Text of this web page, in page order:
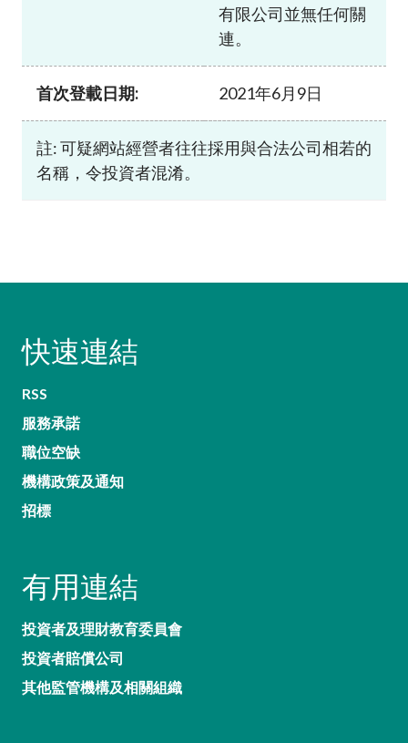
有限公司並無任何關
連。
首次登載日期: 2021年6月9日
註: 可疑網站經營者往往採用與合法公司相若的
名稱，令投資者混淆。
快速連結
RSS
服務承諾
職位空缺
機構政策及通知
招標
有用連結
投資者及理財教育委員會
投資者賠償公司
其他監管機構及相關組織